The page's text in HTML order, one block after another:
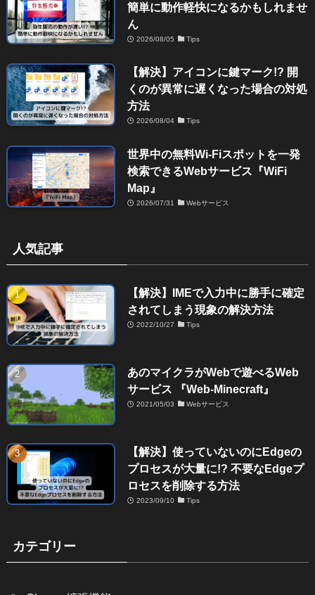
簡単に動作軽快になるかもしれませ
ん
2026/08/05 Tips
【解決】アイコンに鍵マーク!? 開
くのが異常に遅くなった場合の対処
方法
2026/08/04 Tips
世界中の無料Wi-Fiスポットを一発
検索できるWebサービス『WiFi
Map』
2026/07/31 Webサービス
人気記事
【解決】IMEで入力中に勝手に確定
されてしまう現象の解決方法
2022/10/27 Tips
あのマイクラがWebで遊べるWeb
サービス 『Web-Minecraft』
2021/05/03 Webサービス
【解決】使っていないのにEdgeの
プロセスが大量に!? 不要なEdgeプ
ロセスを削除する方法
2023/09/10 Tips
カテゴリー